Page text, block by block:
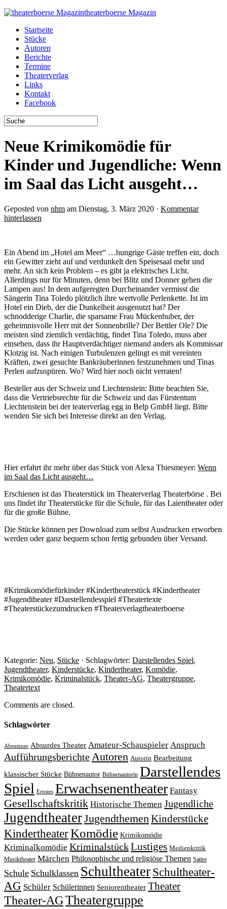
theaterboerse Magazin
Startseite
Stücke
Autoren
Berichte
Termine
Theaterverlag
Links
Kontakt
Facebook
Neue Krimikomödie für
Kinder und Jugendliche: Wenn
im Saal das Licht ausgeht…
Geposted von nhm am Dienstag, 3. März 2020 · Kommentar
hinterlassen
Ein Abend im „Hotel am Meer“ …hungrige Gäste treffen ein, doch
ein Gewitter zieht auf und verdunkelt den Speisesaal mehr und
mehr. An sich kein Problem – es gibt ja elektrisches Licht.
Allerdings nur für Minuten, denn bei Blitz und Donner gehen die
Lampen aus! In dem aufgeregten Durcheinander vermisst die
Sängerin Tina Toledo plötzlich ihre wertvolle Perlenkette. Ist im
Hotel ein Dieb, der die Dunkelheit ausgenutzt hat? Der
schnodderige Charlie, die sparsame Frau Mückenhuber, der
geheimnisvolle Herr mit der Sonnenbrille? Der Bettler Ole? Die
meisten sind ziemlich verdächtig, findet Tina Toledo, muss aber
einsehen, dass ihr Hauptverdächtiger niemand anders als Kommissar
Klotzig ist. Nach einigen Turbulenzen gelingt es mit vereinten
Kräften, zwei gesuchte Bankräuberinnen festzunehmen und Tinas
Perlen aufzuspüren. Wo? Wird hier noch nicht verraten!
Besteller aus der Schweiz und Liechtenstein: Bitte beachten Sie,
dass die Vertriebsrechte für die Schweiz und das Fürstentum
Liechtenstein bei der teaterverlag egg in Belp GmbH liegt. Bitte
wenden Sie sich bei Interesse direkt an den Verlag.
Hier erfahrt ihr mehr über das Stück von Alexa Thiesmeyer: Wenn
im Saal das Licht ausgeht…
Erschienen ist das Theaterstück im Theaterverlag Theaterbörse . Bei
uns findet ihr Theaterstücke für die Schule, für das Laientheater oder
für die große Bühne.
Die Stücke können per Download zum selbst Ausdrucken erworben
werden oder ganz bequem schon fertig gebunden über Versand.
#Krimikomödiefürkinder #Kindertheaterstück #Kindertheater
#Jugendtheater #Darstellendesspiel #Theatertexte
#Theaterstückezumdrucken #Theaterverlagtheaterboerse
Kategorie: Neu, Stücke · Schlagwörter: Darstellendes Spiel,
Jugendtheater, Kinderstücke, Kindertheater, Komödie,
Krimikomödie, Kriminalstück, Theater-AG, Theatergruppe,
Theatertext
Comments are closed.
Schlagwörter
Abenteuer Absurdes Theater Amateur-Schauspieler Anspruch
AufführungsberichteAutoren Autorin Bearbeitung
klassischer Stücke Bühnenautor Bühnenautorin Darstellendes
Spiel Ernstes Erwachsenentheater Fantasy
Gesellschaftskritik Historische Themen Jugendliche
JugendtheaterJugendthemenKinderstücke
KindertheaterKomödie Krimikomödie
Kriminalkomödie KriminalstückLustiges Medienkritik
Musiktheater Märchen Philosophische und religiöse Themen Satire
Schule Schulklassen Schultheater Schultheater-
AG Schüler Schülerinnen Seniorentheater Theater
Theater-AGTheatergruppe